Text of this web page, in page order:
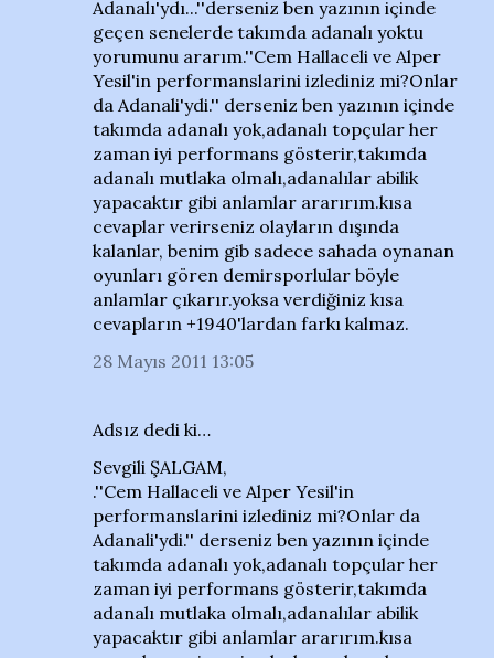
Adanalı'ydı...''derseniz ben yazının içinde
geçen senelerde takımda adanalı yoktu
yorumunu ararım.''Cem Hallaceli ve Alper
Yesil'in performanslarini izlediniz mi?Onlar
da Adanali'ydi.'' derseniz ben yazının içinde
takımda adanalı yok,adanalı topçular her
zaman iyi performans gösterir,takımda
adanalı mutlaka olmalı,adanalılar abilik
yapacaktır gibi anlamlar ararırım.kısa
cevaplar verirseniz olayların dışında
kalanlar, benim gib sadece sahada oynanan
oyunları gören demirsporlular böyle
anlamlar çıkarır.yoksa verdiğiniz kısa
cevapların +1940'lardan farkı kalmaz.
28 Mayıs 2011 13:05
Adsız dedi ki…
Sevgili ŞALGAM,
.''Cem Hallaceli ve Alper Yesil'in
performanslarini izlediniz mi?Onlar da
Adanali'ydi.'' derseniz ben yazının içinde
takımda adanalı yok,adanalı topçular her
zaman iyi performans gösterir,takımda
adanalı mutlaka olmalı,adanalılar abilik
yapacaktır gibi anlamlar ararırım.kısa